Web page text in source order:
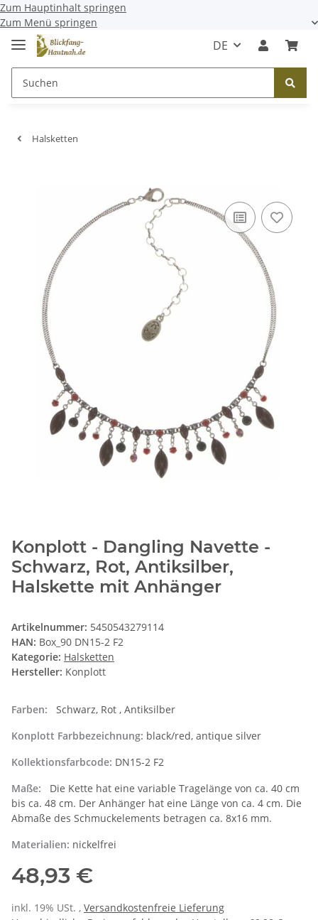
Zum Hauptinhalt springen
Zum Menü springen
DE
Halsketten
Konplott - Dangling Navette -
Schwarz, Rot, Antiksilber,
Halskette mit Anhänger
Artikelnummer: 5450543279114
HAN: Box_90 DN15-2 F2
Kategorie: Halsketten
Hersteller: Konplott
Farben:
Schwarz, Rot , Antiksilber
Konplott Farbbezeichnung: black/red, antique silver
Kollektionsfarbcode: DN15-2 F2
Maße:
Die Kette hat eine variable Tragelänge von ca. 40 cm
bis ca. 48 cm. Der Anhänger hat eine Länge von ca. 4 cm. Die
Abmaße des Schmuckelements betragen ca. 8x16 mm.
Materialien: nickelfrei
48,93 €
inkl. 19% USt. , Versandkostenfreie Lieferung